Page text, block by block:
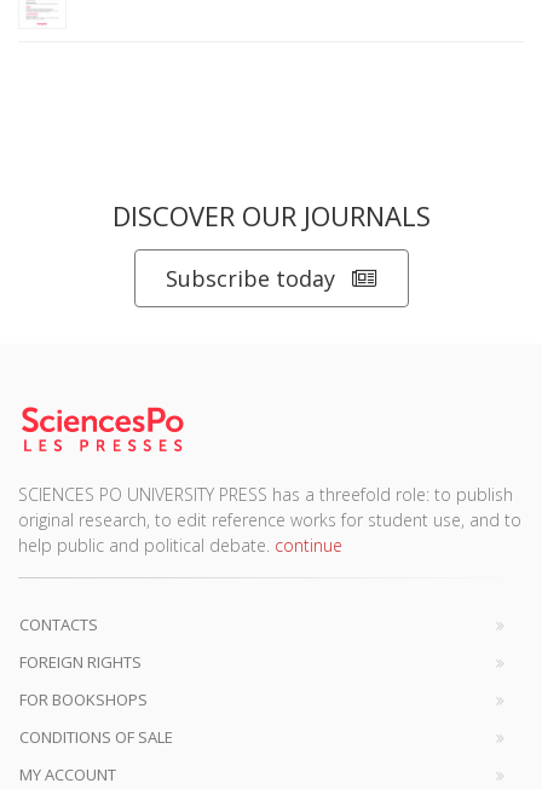
DISCOVER OUR JOURNALS
Subscribe today
SCIENCES PO UNIVERSITY PRESS has a threefold role: to publish
original research, to edit reference works for student use, and to
help public and political debate. continue
CONTACTS
FOREIGN RIGHTS
FOR BOOKSHOPS
CONDITIONS OF SALE
MY ACCOUNT